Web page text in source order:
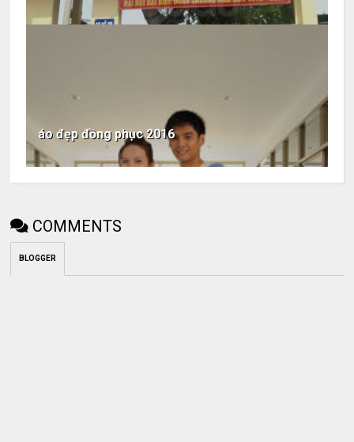
áo đẹp đồng phục 2016
COMMENTS
BLOGGER